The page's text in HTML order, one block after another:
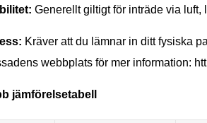
Generellt giltigt för inträde via luft,
Kräver att du lämnar in ditt fysiska
webbplats för mer information:
jämförelsetabell